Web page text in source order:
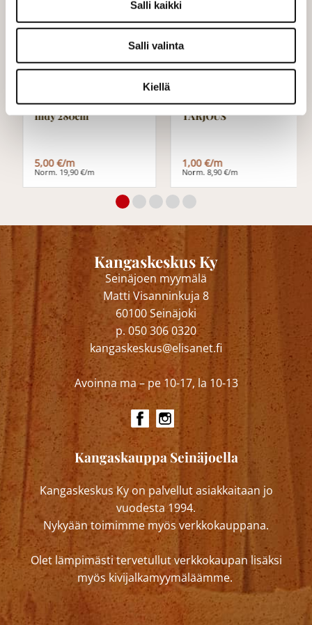
Salli kaikki
Salli valinta
Kiellä
TARJOUS
Indy 280cm
5,00 €/m
Norm. 19,90 €/m
TARJOUS
TARJOUS
1,00 €/m
Norm. 8,90 €/m
Kangaskeskus Ky
Seinäjoen myymälä
Matti Visanninkuja 8
60100 Seinäjoki
p. 050 306 0320
kangaskeskus@elisanet.fi
Avoinna ma – pe 10-17, la 10-13
Kangaskauppa Seinäjoella
Kangaskeskus Ky on palvellut asiakkaitaan jo
vuodesta 1994.
Nykyään toimimme myös verkkokauppana.
Olet lämpimästi tervetullut verkkokaupan lisäksi
myös kivijalkamyymäläämme.